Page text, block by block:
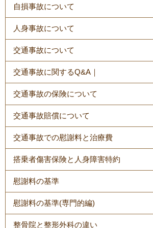
自損事故について
人身事故について
交通事故について
交通事故に関するQ&A｜
交通事故の保険について
交通事故賠償について
交通事故での慰謝料と治療費
搭乗者傷害保険と人身障害特約
慰謝料の基準
慰謝料の基準(専門的編)
整骨院と整形外科の違い